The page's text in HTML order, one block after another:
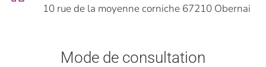
10 rue de la moyenne corniche 67210 Obernai
Mode de consultation